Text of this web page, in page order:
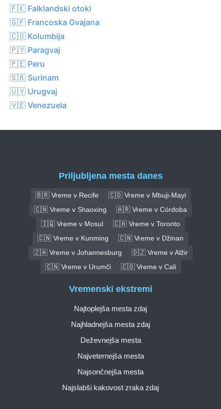
🇫🇰 Falklandski otoki
🇬🇫 Francoska Gvajana
🇨🇴 Kolumbija
🇵🇾 Paragvaj
🇵🇪 Peru
🇸🇷 Surinam
🇺🇾 Urugvaj
🇻🇪 Venezuela
Priljubljena mesta danes
🇧🇷 Vreme v Recife
🇨🇩 Vreme v Mbuji-Mayi
🇨🇳 Vreme v Shaoxing
🇦🇷 Vreme v Córdoba
🇮🇶 Vreme v Mosul
🇨🇦 Vreme v Toronto
🇨🇳 Vreme v Kunming
🇨🇳 Vreme v Džinan
🇿🇦 Vreme v Johannesburg
🇩🇿 Vreme v Alžir
🇨🇳 Vreme v Urumči
🇨🇴 Vreme v Cali
Vremenski ekstremi
Najtoplejša mesta zdaj
Najhladnejša mesta zdaj
Deževnejša mesta
Najveternejša mesta
Najsončnejša mesta
Najslabši kakovost zraka zdaj